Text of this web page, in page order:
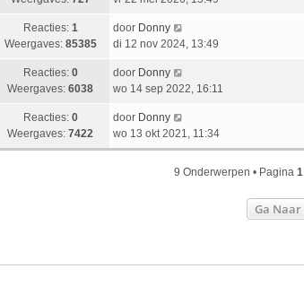
c
h
b
e
c
h
e
b
e
c
h
t
t
s
e
b
e
Reacties: 1
Weergaves: 85385
L
a
t
s
e
b
door Donny
di 12 nov 2024, 13:49
Reacties: 0
Weergaves: 6038
L
a
t
s
t
h
door Donny
wo 14 sep 2022, 16:11
Reacties: 0
Weergaves: 7422
L
a
a
r
door Donny
wo 13 okt 2021, 11:34
9 Onderwerpen • Pagina 1
Ga Naar